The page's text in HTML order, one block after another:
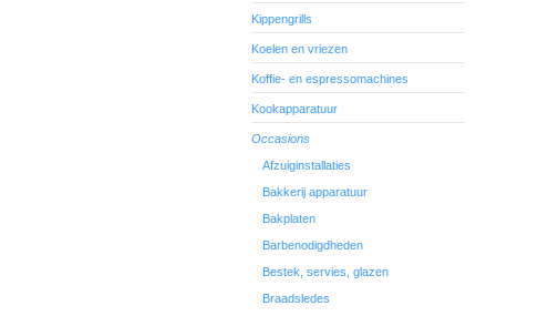
Kippengrills
Koelen en vriezen
Koffie- en espressomachines
Kookapparatuur
Occasions
Afzuiginstallaties
Bakkerij apparatuur
Bakplaten
Barbenodigdheden
Bestek, servies, glazen
Braadsledes